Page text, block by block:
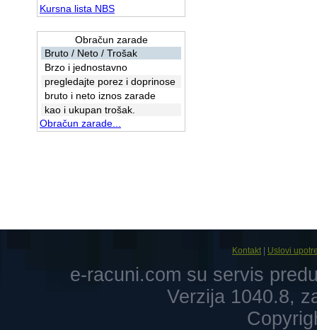
Kursna lista NBS
Obračun zarade
Bruto / Neto / Trošak
Brzo i jednostavno
pregledajte porez i doprinose
bruto i neto iznos zarade
kao i ukupan trošak.
Obračun zarade...
Kontakt Uslovi
e-racuni.com su servis
Verzija 1040.8,